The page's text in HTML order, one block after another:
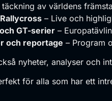
täckning av världens
– Live och
GT-serier –
och reportage – Program
nyheter, analyser och
för alla som har ett